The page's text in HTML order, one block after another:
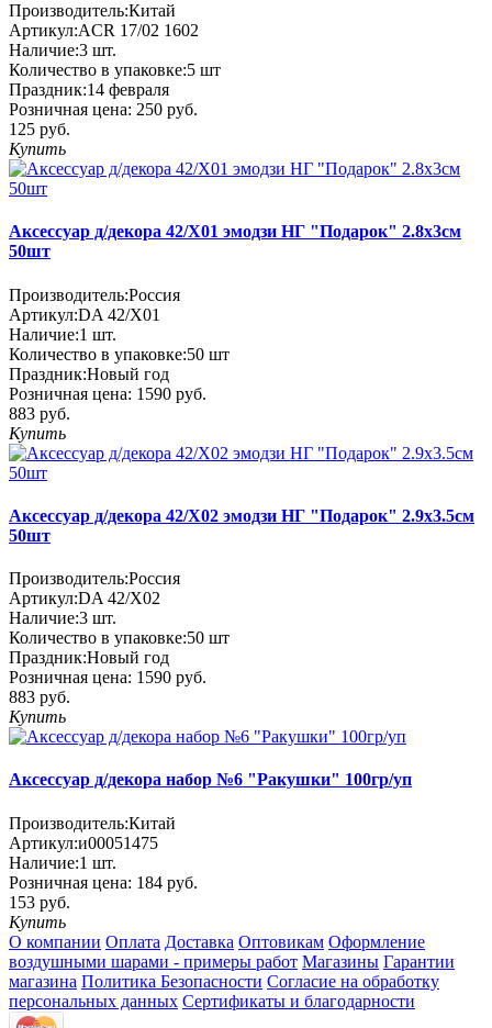
Производитель:Китай
Артикул:ACR 17/02 1602
Наличие:3 шт.
Количество в упаковке:5 шт
Праздник:14 февраля
Розничная цена: 250 руб.
125 руб.
Купить
Аксессуар д/декора 42/X01 эмодзи НГ "Подарок" 2.8х3см
50шт
Производитель:Россия
Артикул:DA 42/X01
Наличие:1 шт.
Количество в упаковке:50 шт
Праздник:Новый год
Розничная цена: 1590 руб.
883 руб.
Купить
Аксессуар д/декора 42/X02 эмодзи НГ "Подарок" 2.9х3.5см
50шт
Производитель:Россия
Артикул:DA 42/X02
Наличие:3 шт.
Количество в упаковке:50 шт
Праздник:Новый год
Розничная цена: 1590 руб.
883 руб.
Купить
Аксессуар д/декора набор №6 "Ракушки" 100гр/уп
Производитель:Китай
Артикул:и00051475
Наличие:1 шт.
Розничная цена: 184 руб.
153 руб.
Купить
О компании Оплата Доставка Оптовикам Оформление
воздушными шарами - примеры работ Магазины Гарантии
магазина Политика Безопасности Согласие на обработку
персональных данных Сертификаты и благодарности